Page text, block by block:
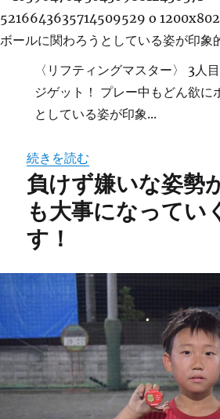
〈リフティングマスター〉 3人
ジゲット！ プレー中もどん欲に
としている姿が印象...
続きを読む
負けず嫌いな姿勢
も大事になってい
す！